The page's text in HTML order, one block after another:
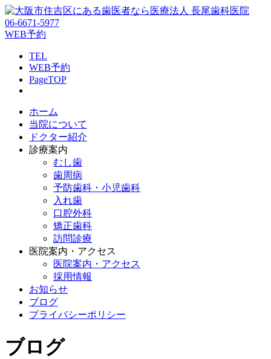
06-6671-5977
WEB予約
TEL
WEB予約
PageTOP
ホーム
当院について
ドクター紹介
診療案内
むし歯
歯周病
予防歯科・小児歯科
入れ歯
口腔外科
矯正歯科
訪問診療
医院案内・アクセス
医院案内・アクセス
採用情報
お知らせ
ブログ
プライバシーポリシー
ブログ